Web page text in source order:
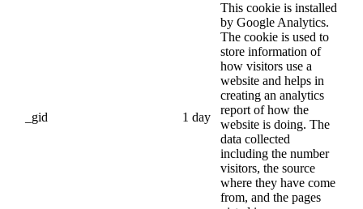
_gid 1 day
This cookie is installed
by Google Analytics.
The cookie is used to
store information of
how visitors use a
website and helps in
creating an analytics
report of how the
website is doing. The
data collected
including the number
visitors, the source
where they have come
from, and the pages